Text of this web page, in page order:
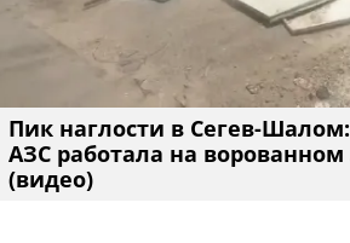
Пик наглости в Сегев-
АЗС работала на ворованном
(видео)